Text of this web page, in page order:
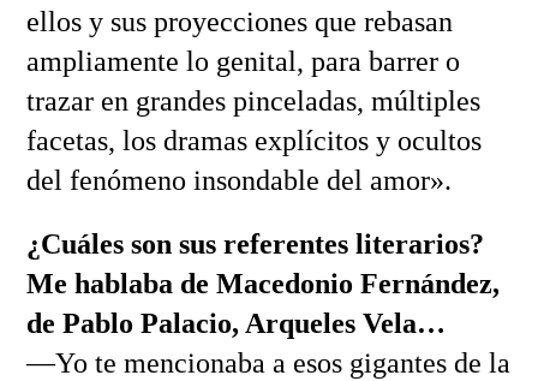
ellos y sus proyecciones que rebasan
ampliamente lo genital, para barrer o
trazar en grandes pinceladas, múltiples
facetas, los dramas explícitos y ocultos
del fenómeno insondable del amor».
¿Cuáles son sus referentes literarios?
Me hablaba de Macedonio Fernández,
de Pablo Palacio, Arqueles Vela…
—Yo te mencionaba a esos gigantes de la